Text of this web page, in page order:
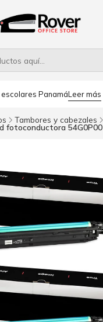
PanamáLeer más
Tambores y cabezales
fotoconductora 54G0P00